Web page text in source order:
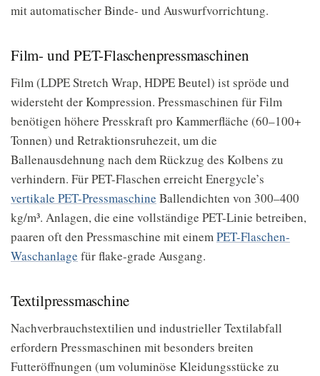
mit automatischer Binde- und Auswurfvorrichtung.
Film- und PET-Flaschenpressmaschinen
Film (LDPE Stretch Wrap, HDPE Beutel) ist spröde und
widersteht der Kompression. Pressmaschinen für Film
benötigen höhere Presskraft pro Kammerfläche (60–100+
Tonnen) und Retraktionsruhezeit, um die
Ballenausdehnung nach dem Rückzug des Kolbens zu
verhindern. Für PET-Flaschen erreicht Energycle’s
vertikale PET-Pressmaschine Ballendichten von 300–400
kg/m³. Anlagen, die eine vollständige PET-Linie betreiben,
paaren oft den Pressmaschine mit einemPET-Flaschen-
Waschanlage für flake-grade Ausgang.
Textilpressmaschine
Nachverbrauchstextilien und industrieller Textilabfall
erfordern Pressmaschinen mit besonders breiten
Futteröffnungen (um voluminöse Kleidungsstücke zu